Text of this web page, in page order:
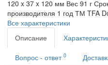
120 x 37 x 120 мм Вес 91 г
производителя 1 год ТМ TFA
Все характеристики
Описание
Вопрос - ответ 0